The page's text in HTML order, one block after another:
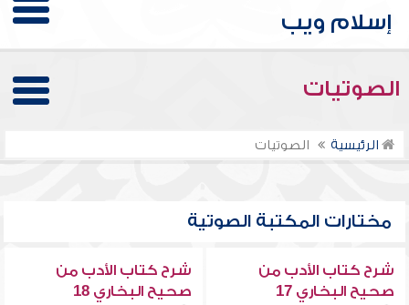
الصوتيات
الرئيسية الصوتيات
مختارات المكتبة الصوتية
شرح كتاب الأدب من
صحيح البخاري 17
شرح كتاب الأدب من
صحيح البخاري 18